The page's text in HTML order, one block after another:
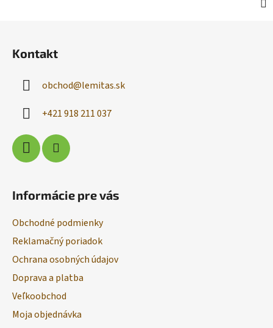
Kontakt
obchod@lemitas.sk
+421 918 211 037
Informácie pre vás
Obchodné podmienky
Reklamačný poriadok
Ochrana osobných údajov
Doprava a platba
Veľkoobchod
Moja objednávka